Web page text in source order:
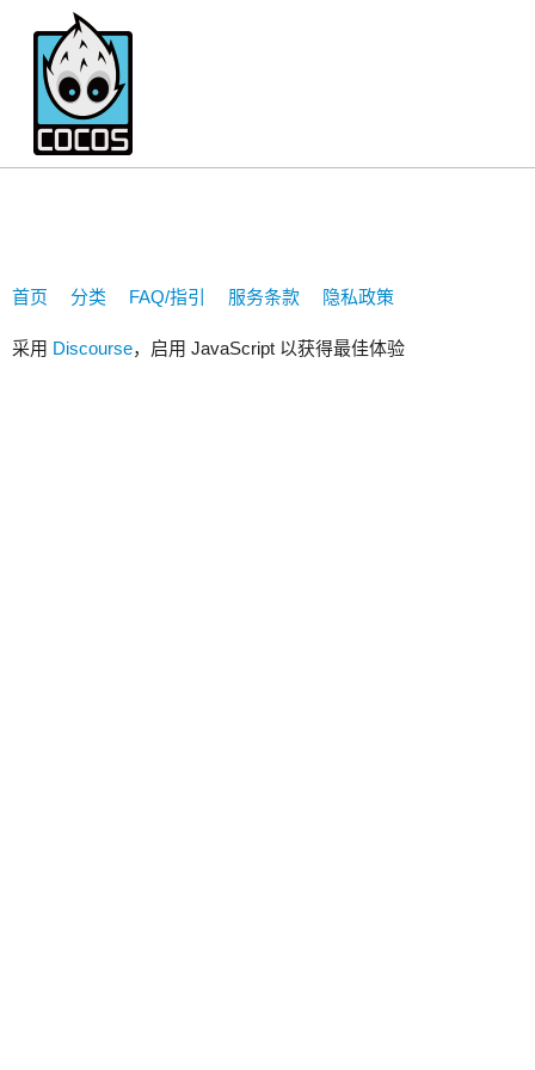
1464537999
首页 分类 FAQ/指引 服务条款 隐私政策
采用 Discourse，启用 JavaScript 以获得最佳体验